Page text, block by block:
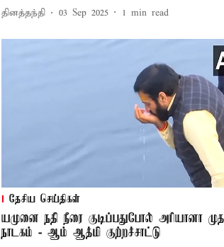
தினத்தந்தி 03 Sep 2025 1 min read
தேசிய செய்திகள்
யமுனை நதி நீரை குடிப்பதுபோல் அரியானா
நாடகம் - ஆம் ஆத்மி குற்றச்சாட்டு